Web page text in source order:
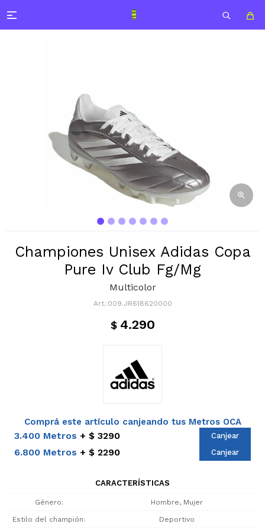

Championes Unisex Adidas Copa
Pure Iv Club Fg/Mg
Multicolor
009.JR618620000
$ 4.290
Comprá este artículo canjeando tus Metros OCA
3.400 Metros $ 3290 Canjear
6.800 Metros $ 2290 Canjear
CARACTERÍSTICAS
Género Hombre, Mujer
Estilo del champión Deportivo